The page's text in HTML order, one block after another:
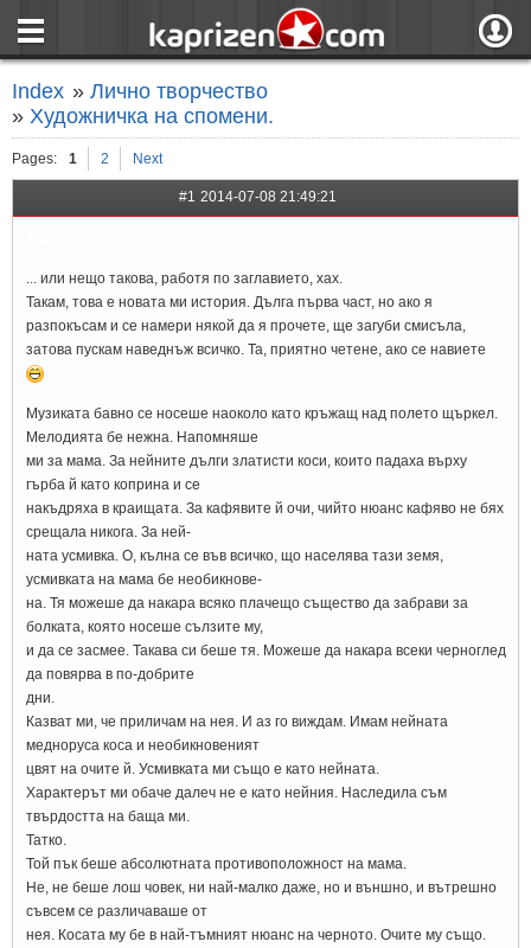
Index »Лично творчество
» Художничка на спомени.
Pages: 1 2 Next
#1 2014-07-08 21:49:21
... или нещо такова, работя по заглавието, хах.
Такам, това е новата ми история. Дълга първа част, но ако я
разпокъсам и се намери някой да я прочете, ще загуби смисъла,
затова пускам наведнъж всичко. Та, приятно четене, ако се навиете
Музиката бавно се носеше наоколо като кръжащ над полето щъркел.
Мелодията бе нежна. Напомняше
ми за мама. За нейните дълги златисти коси, които падаха върху
гърба й като коприна и се
накъдряха в краищата. За кафявите й очи, чийто нюанс кафяво не бях
срещала никога. За ней-
ната усмивка. О, кълна се във всичко, що населява тази земя,
усмивката на мама бе необикнове-
на. Тя можеше да накара всяко плачещо същество да забрави за
болката, която носеше сълзите му,
и да се засмее. Такава си беше тя. Можеше да накара всеки черноглед
да повярва в по-добрите
дни.
Казват ми, че приличам на нея. И аз го виждам. Имам нейната
медноруса коса и необикновеният
цвят на очите й. Усмивката ми също е като нейната.
Характерът ми обаче далеч не е като нейния. Наследила съм
твърдостта на баща ми.
Татко.
Той пък беше абсолютната противоположност на мама.
Не, не беше лош човек, ни най-малко даже, но и външно, и вътрешно
съвсем се различаваше от
нея. Косата му бе в най-тъмният нюанс на черното. Очите му също.